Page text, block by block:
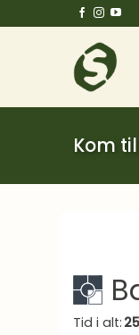
til
Kom
Tid i alt: